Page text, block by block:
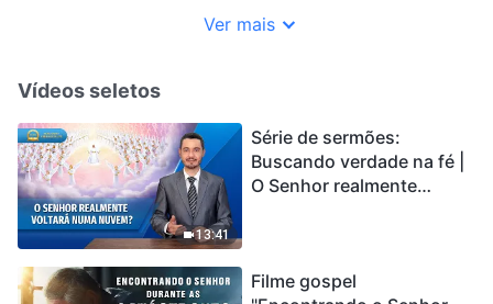
Ver mais
Vídeos seletos
13:41
Série de sermões:
Buscando verdade na fé |
O Senhor realmente
Filme gospel